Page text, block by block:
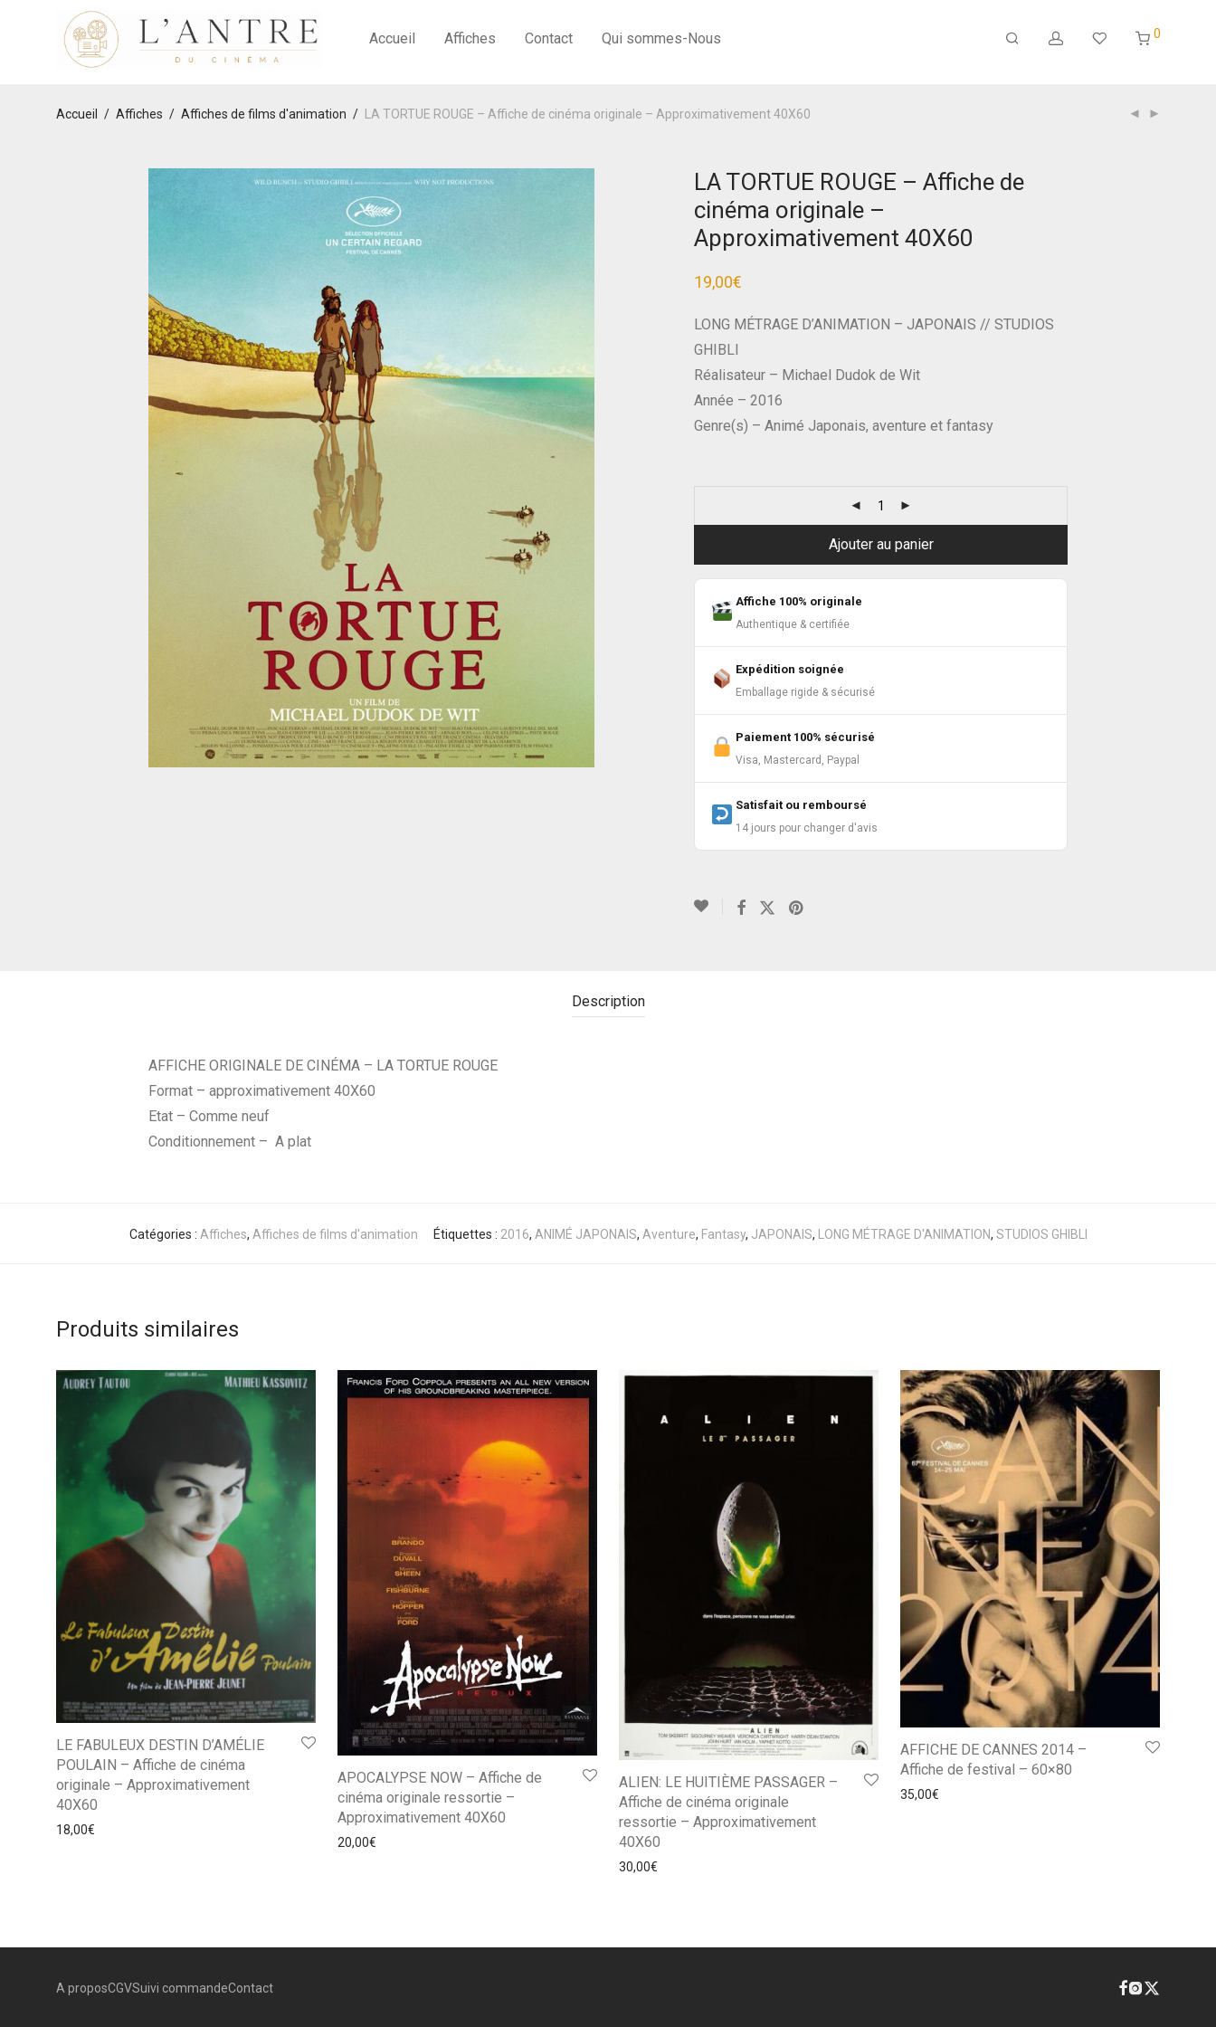
Accueil Affiches Contact Qui sommes-Nous 0
Accueil / Affiches / Affiches de films d'animation / LA TORTUE ROUGE – Affiche de cinéma originale – Approximativement 40X60
LA TORTUE ROUGE – Affiche de
cinéma originale –
Approximativement 40X60
19,00€
LONG MÉTRAGE D’ANIMATION – JAPONAIS // STUDIOS
GHIBLI
Réalisateur – Michael Dudok de Wit
Année – 2016
Genre(s) – Animé Japonais, aventure et fantasy
Ajouter au panier
Affiche 100% originale
Authentique & certifiée
Expédition soignée
Emballage rigide & sécurisé
Paiement 100% sécurisé
Visa, Mastercard, Paypal
Satisfait ou remboursé
14 jours pour changer d'avis
Description
AFFICHE ORIGINALE DE CINÉMA – LA TORTUE ROUGE
Format – approximativement 40X60
Etat – Comme neuf
Conditionnement – A plat
Catégories : Affiches, Affiches de films d'animation Étiquettes : 2016, ANIMÉ JAPONAIS, Aventure, Fantasy, JAPONAIS, LONG MÉTRAGE D'ANIMATION, STUDIOS GHIBLI
Produits similaires
LE FABULEUX DESTIN D’AMÉLIE
POULAIN – Affiche de cinéma
originale – Approximativement
40X60
18,00€
APOCALYPSE NOW – Affiche de
cinéma originale ressortie –
Approximativement 40X60
20,00€
ALIEN: LE HUITIÈME PASSAGER –
Affiche de cinéma originale
ressortie – Approximativement
40X60
30,00€
AFFICHE DE CANNES 2014 –
Affiche de festival – 60×80
35,00€
A proposCGVSuivi commandeContact